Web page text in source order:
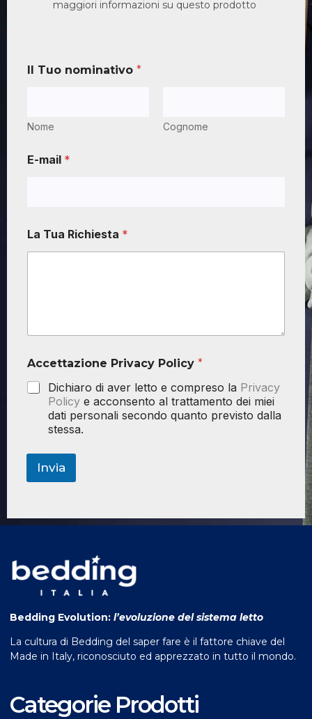
maggiori informazioni su questo prodotto
Il Tuo nominativo *
Nome Cognome
E-mail *
La Tua Richiesta *
Accettazione Privacy Policy *
Dichiaro di aver letto e compreso la Privacy
Policy e acconsento al trattamento dei miei
dati personali secondo quanto previsto dalla
stessa.
Invia
Bedding Evolution: l’evoluzione del sistema letto
La cultura di Bedding del saper fare è il fattore chiave del
Made in Italy, riconosciuto ed apprezzato in tutto il mondo.
Categorie Prodotti